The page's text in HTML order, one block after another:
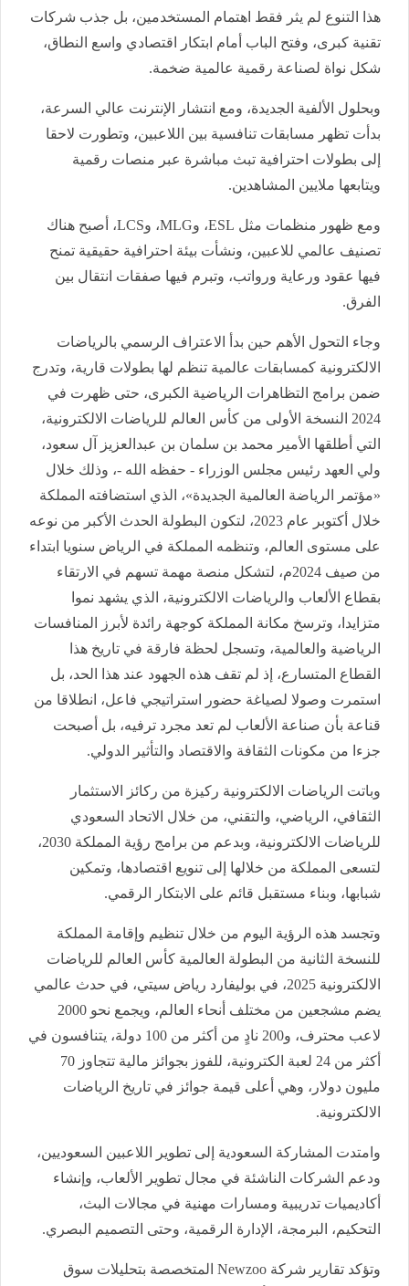
هذا التنوع لم يثر فقط اهتمام المستخدمين، بل جذب شركات
تقنية كبرى، وفتح الباب أمام ابتكار اقتصادي واسع النطاق،
شكل نواة لصناعة رقمية عالمية ضخمة.
وبحلول الألفية الجديدة، ومع انتشار الإنترنت عالي السرعة،
بدأت تظهر مسابقات تنافسية بين اللاعبين، وتطورت لاحقا
إلى بطولات احترافية تبث مباشرة عبر منصات رقمية
ويتابعها ملايين المشاهدين.
ومع ظهور منظمات مثل ESL، وMLG، وLCS، أصبح هناك
تصنيف عالمي للاعبين، ونشأت بيئة احترافية حقيقية تمنح
فيها عقود ورعاية ورواتب، وتبرم فيها صفقات انتقال بين
الفرق.
وجاء التحول الأهم حين بدأ الاعتراف الرسمي بالرياضات
الالكترونية كمسابقات عالمية تنظم لها بطولات قارية، وتدرج
ضمن برامج التظاهرات الرياضية الكبرى، حتى ظهرت في
2024 النسخة الأولى من كأس العالم للرياضات الالكترونية،
التي أطلقها الأمير محمد بن سلمان بن عبدالعزيز آل سعود،
ولي العهد رئيس مجلس الوزراء - حفظه الله -، وذلك خلال
«مؤتمر الرياضة العالمية الجديدة»، الذي استضافته المملكة
خلال أكتوبر عام 2023، لتكون البطولة الحدث الأكبر من نوعه
على مستوى العالم، وتنظمه المملكة في الرياض سنويا ابتداء
من صيف 2024م، لتشكل منصة مهمة تسهم في الارتقاء
بقطاع الألعاب والرياضات الالكترونية، الذي يشهد نموا
متزايدا، وترسخ مكانة المملكة كوجهة رائدة لأبرز المنافسات
الرياضية والعالمية، وتسجل لحظة فارقة في تاريخ هذا
القطاع المتسارع، إذ لم تقف هذه الجهود عند هذا الحد، بل
استمرت وصولا لصياغة حضور استراتيجي فاعل، انطلاقا من
قناعة بأن صناعة الألعاب لم تعد مجرد ترفيه، بل أصبحت
جزءا من مكونات الثقافة والاقتصاد والتأثير الدولي.
وباتت الرياضات الالكترونية ركيزة من ركائز الاستثمار
الثقافي، الرياضي، والتقني، من خلال الاتحاد السعودي
للرياضات الالكترونية، وبدعم من برامج رؤية المملكة 2030،
لتسعى المملكة من خلالها إلى تنويع اقتصادها، وتمكين
شبابها، وبناء مستقبل قائم على الابتكار الرقمي.
وتجسد هذه الرؤية اليوم من خلال تنظيم وإقامة المملكة
للنسخة الثانية من البطولة العالمية كأس العالم للرياضات
الالكترونية 2025، في بوليفارد رياض سيتي، في حدث عالمي
يضم مشجعين من مختلف أنحاء العالم، ويجمع نحو 2000
لاعب محترف، و200 نادٍ من أكثر من 100 دولة، يتنافسون في
أكثر من 24 لعبة الكترونية، للفوز بجوائز مالية تتجاوز 70
مليون دولار، وهي أعلى قيمة جوائز في تاريخ الرياضات
الالكترونية.
وامتدت المشاركة السعودية إلى تطوير اللاعبين السعوديين،
ودعم الشركات الناشئة في مجال تطوير الألعاب، وإنشاء
أكاديميات تدريبية ومسارات مهنية في مجالات البث،
التحكيم، البرمجة، الإدارة الرقمية، وحتى التصميم البصري.
وتؤكد تقارير شركة Newzoo المتخصصة بتحليلات سوق